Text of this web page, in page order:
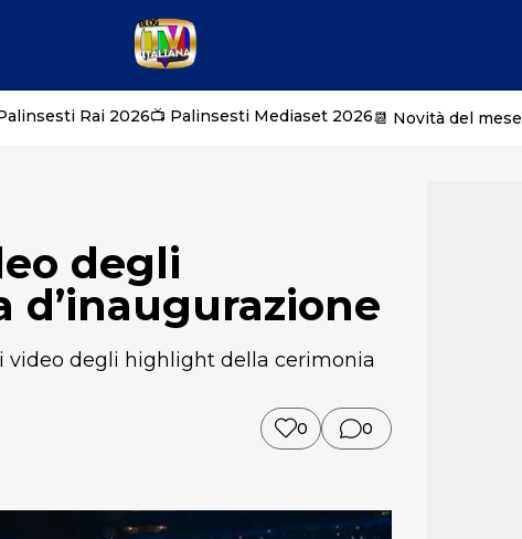
Rai 2026📺 Palinsesti Mediaset 2026📆 Novità del mese
degli
i video degli highlight della cerimonia
0 0